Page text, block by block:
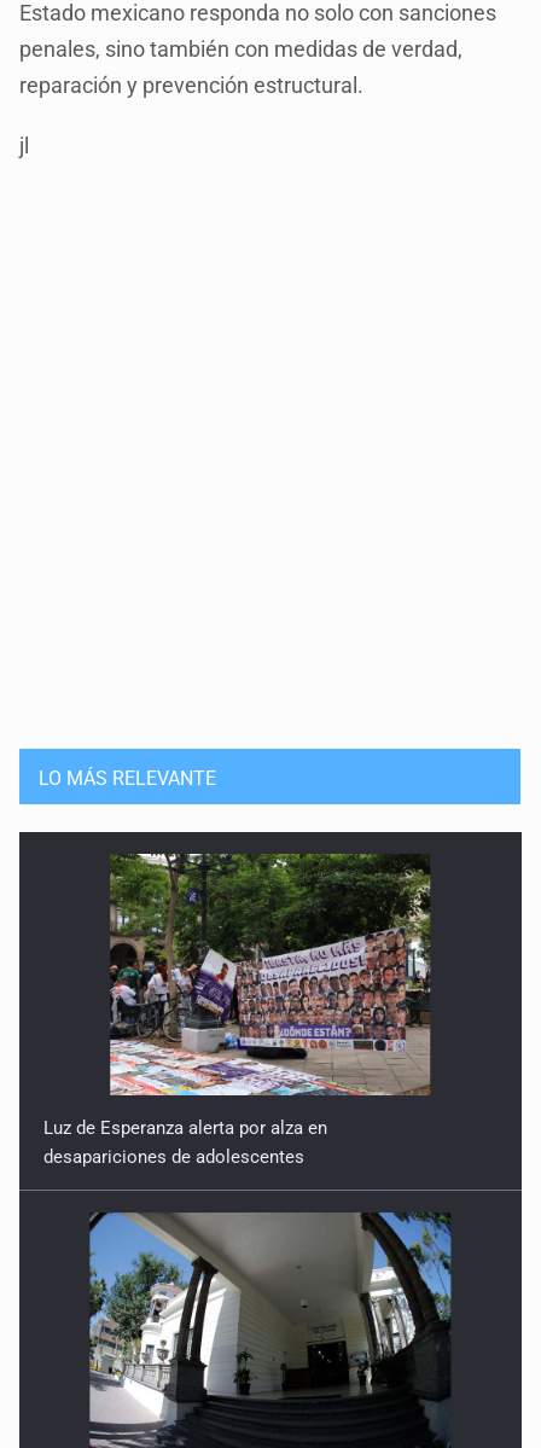
Estado mexicano responda no solo con sanciones
penales, sino también con medidas de verdad,
reparación y prevención estructural.
jl
LO MÁS RELEVANTE
Luz de Esperanza alerta por alza en
desapariciones de adolescentes